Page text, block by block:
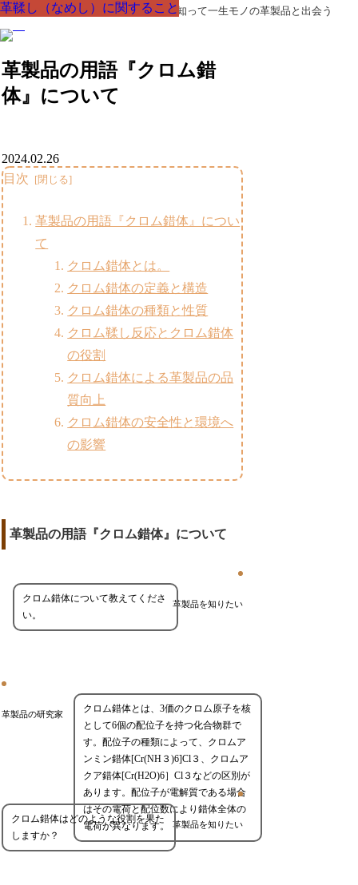
革製品の部品の呼び名・素材・技術を知って一生モノの革製品と出会う
革製品の用語『クロム錯
体』について
革鞣し（なめし）に関すること
2024.02.26
目次
革製品の用語『クロム錯体』につい
て
クロム錯体とは。
クロム錯体の定義と構造
クロム錯体の種類と性質
クロム鞣し反応とクロム錯体
の役割
クロム錯体による革製品の品
質向上
クロム錯体の安全性と環境へ
の影響
革製品の用語『クロム錯体』について
革製品を知りたい
クロム錯体について教えてくださ
い。
革製品の研究家
クロム錯体とは、3価のクロム原子を核
として6個の配位子を持つ化合物群で
す。配位子の種類によって、クロムア
ンミン錯体[Cr(NH３)6]Cl３、クロムア
クア錯体[Cr(H2O)6］Cl３などの区別が
あります。配位子が電解質である場合
はその電荷と配位数により錯体全体の
電荷が異なります。
革製品を知りたい
クロム錯体はどのような役割を果た
しますか？
革鞣し（なめし）に関すること
革鞣し（なめし）に関すること
革鞣し（なめし）に関すること
革鞣し（なめし）に関すること
革鞣し（なめし）に関すること
革鞣し（なめし）に関すること